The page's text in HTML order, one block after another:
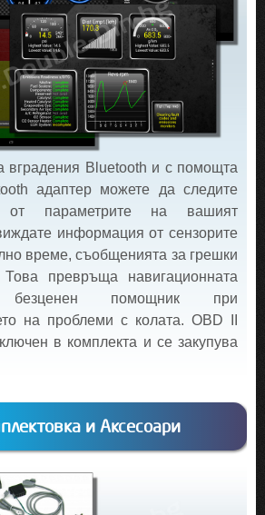
вградения Bluetooth и с помощта
адаптер можете да следите
от параметрите на вашият
информация от сензорите
време, съобщенията за грешки
превръща навигационната
помощник при
на проблеми с колата. OBD II
в комплекта и се закупува
и Аксесоари